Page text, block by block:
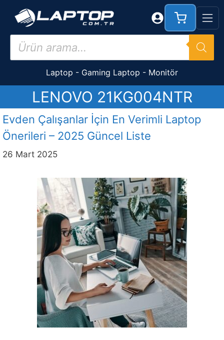
Products
search
Laptop - Gaming Laptop - Monitör
LENOVO 21KG004NTR
Evden Çalışanlar İçin En Verimli Laptop
Önerileri – 2025 Güncel Liste
26 Mart 2025